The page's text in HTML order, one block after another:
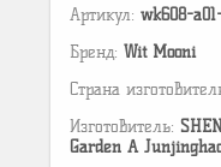
Артикул: wk608-
Бренд: Wit Mooni
Страна
Изготовитель:
Garden A